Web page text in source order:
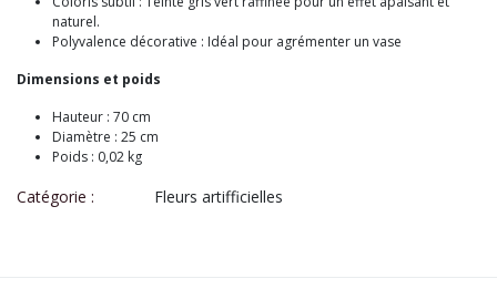
naturel.
Polyvalence décorative : Idéal pour agrémenter un vase
Dimensions et poids
Hauteur : 70 cm
Diamètre : 25 cm
Poids : 0,02 kg
Catégorie : Fleurs artifficielles